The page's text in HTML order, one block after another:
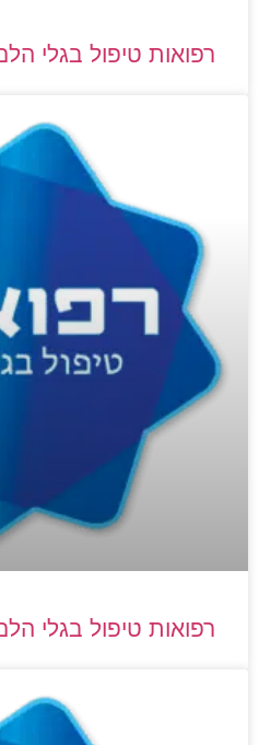
רפואות טיפול בגלי
רפואות טיפול בגלי